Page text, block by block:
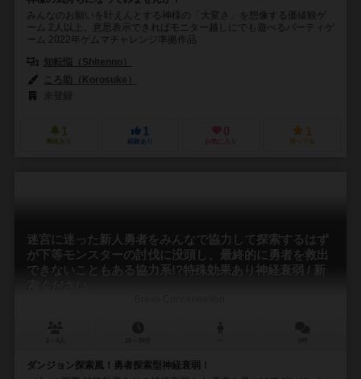
みんなのお願いを叶えんとする神様の「大変さ」を想像する価値観ゲ
ーム 2人以上、意思表示できればモニター越しにでも遊べるパーティゲ
ーム 2022年ゲムマチャレンジ準拠作品
知転悩（Shitenno）
ころ助（Korosuke）
1
興味あり
1
経験あり
0
お気に入り
1
持ってる
迷宮に迷った新人勇者をみんなで協力して探索するはず
が下等モンスターの討伐に没頭し、最終的に勇者を救出
できないこともある協力系!?特殊効果あり神経衰弱 / 新
ダンジョン探索風！勇者探索型神経衰弱！